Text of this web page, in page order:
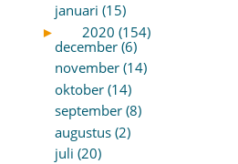
januari (15)
►
2020 (154)
december (6)
november (14)
oktober (14)
september (8)
augustus (2)
juli (20)